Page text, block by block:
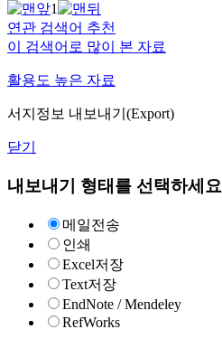
1
연관 검색어 추천
이 검색어로 많이 본 자료
활용도 높은 자료
서지정보 내보내기(Export)
닫기
내보내기 형태를 선택하세요
메일전송
인쇄
Excel저장
Text저장
EndNote / Mendeley
RefWorks